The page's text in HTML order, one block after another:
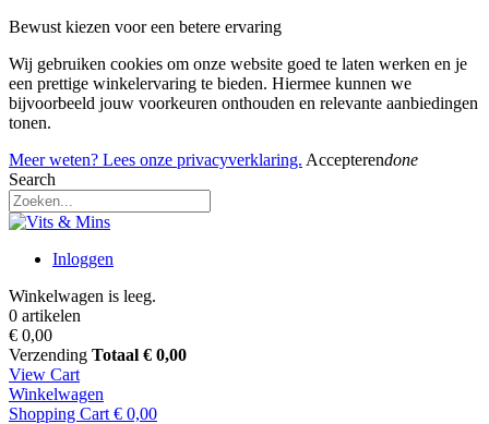
Bewust kiezen voor een betere ervaring
Wij gebruiken cookies om onze website goed te laten werken en je
een prettige winkelervaring te bieden. Hiermee kunnen we
bijvoorbeeld jouw voorkeuren onthouden en relevante aanbiedingen
tonen.
Meer weten? Lees onze privacyverklaring. Accepterendone
Search
Inloggen
Winkelwagen is leeg.
0 artikelen
€ 0,00
Verzending Totaal € 0,00
View Cart
Winkelwagen
Shopping Cart € 0,00